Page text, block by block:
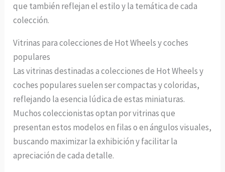
que también reflejan el estilo y la temática de cada
colección.
Vitrinas para colecciones de Hot Wheels y coches
populares
Las vitrinas destinadas a colecciones de Hot Wheels y
coches populares suelen ser compactas y coloridas,
reflejando la esencia lúdica de estas miniaturas.
Muchos coleccionistas optan por vitrinas que
presentan estos modelos en filas o en ángulos visuales,
buscando maximizar la exhibición y facilitar la
apreciación de cada detalle.